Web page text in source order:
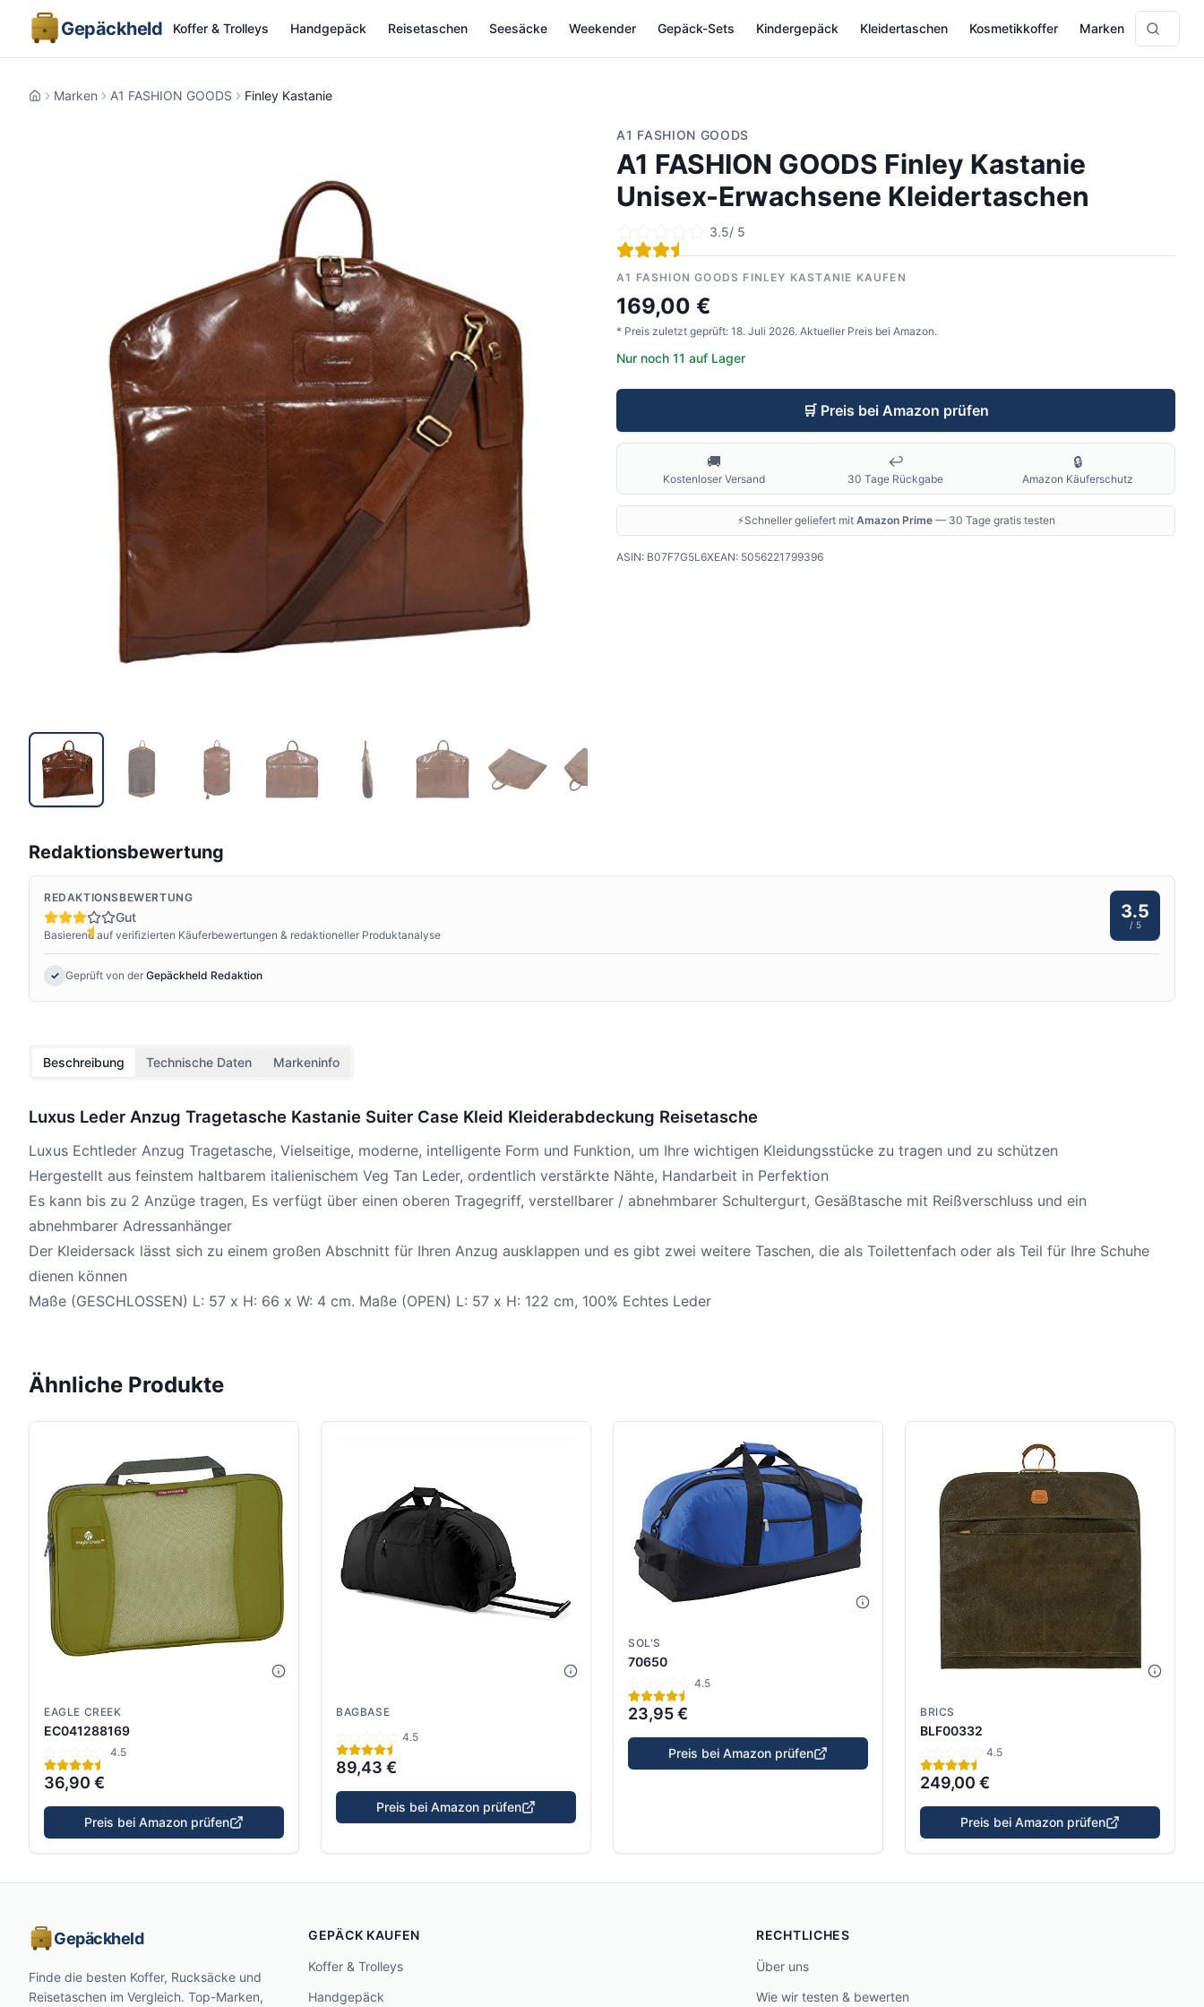
Gepäckheld Koffer & Trolleys Handgepäck Reisetaschen Seesäcke Weekender Gepäck-Sets Kindergepäck Kleidertaschen Kosmetikkoffer Marken
HomeMarken A1 FASHION GOODS Finley Kastanie
A1 FASHION GOODS
A1 FASHION GOODS Finley Kastanie
Unisex-Erwachsene Kleidertaschen
3.5/ 5
A1 FASHION GOODS FINLEY KASTANIE KAUFEN
169,00 €
* Preis zuletzt geprüft: 18. Juli 2026. Aktueller Preis bei Amazon.
Nur noch 11 auf Lager
🛒 Preis bei Amazon prüfen
🚚
Kostenloser Versand
↩️
30 Tage Rückgabe
🔒
Amazon Käuferschutz
⚡Schneller geliefert mit Amazon Prime— 30 Tage gratis testen
ASIN: B07F7G5L6XEAN: 5056221799396
Redaktionsbewertung
REDAKTIONSBEWERTUNG
Gut
Basierend auf verifizierten Käuferbewertungen & redaktioneller Produktanalyse
3.5
/ 5
✓ Geprüft von der Gepäckheld Redaktion
Beschreibung Technische Daten Markeninfo
Luxus Leder Anzug Tragetasche Kastanie Suiter Case Kleid Kleiderabdeckung Reisetasche
Luxus Echtleder Anzug Tragetasche, Vielseitige, moderne, intelligente Form und Funktion, um Ihre wichtigen Kleidungsstücke zu tragen und zu schützen
Hergestellt aus feinstem haltbarem italienischem Veg Tan Leder, ordentlich verstärkte Nähte, Handarbeit in Perfektion
Es kann bis zu 2 Anzüge tragen, Es verfügt über einen oberen Tragegriff, verstellbarer / abnehmbarer Schultergurt, Gesäßtasche mit Reißverschluss und ein
abnehmbarer Adressanhänger
Der Kleidersack lässt sich zu einem großen Abschnitt für Ihren Anzug ausklappen und es gibt zwei weitere Taschen, die als Toilettenfach oder als Teil für Ihre Schuhe
dienen können
Maße (GESCHLOSSEN) L: 57 x H: 66 x W: 4 cm. Maße (OPEN) L: 57 x H: 122 cm, 100% Echtes Leder
Ähnliche Produkte
EAGLE CREEK
EC041288169
4.5
36,90 €
Preis bei Amazon prüfen
BAGBASE
4.5
89,43 €
Preis bei Amazon prüfen
SOL'S
70650
4.5
23,95 €
Preis bei Amazon prüfen
BRICS
BLF00332
4.5
249,00 €
Preis bei Amazon prüfen
Gepäckheld
Finde die besten Koffer, Rucksäcke und
Reisetaschen im Vergleich. Top-Marken,
GEPÄCK KAUFEN
Koffer & Trolleys
Handgepäck
RECHTLICHES
Über uns
Wie wir testen & bewerten